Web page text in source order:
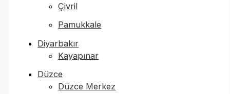
Çivril
Pamukkale
Diyarbakır
Kayapınar
Düzce
Düzce Merkez